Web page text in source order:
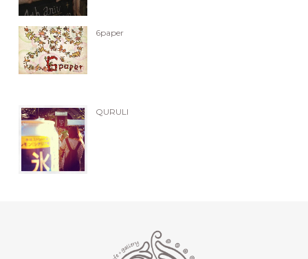
6paper
QURULI